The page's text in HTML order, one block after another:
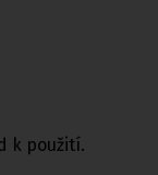
k použití.